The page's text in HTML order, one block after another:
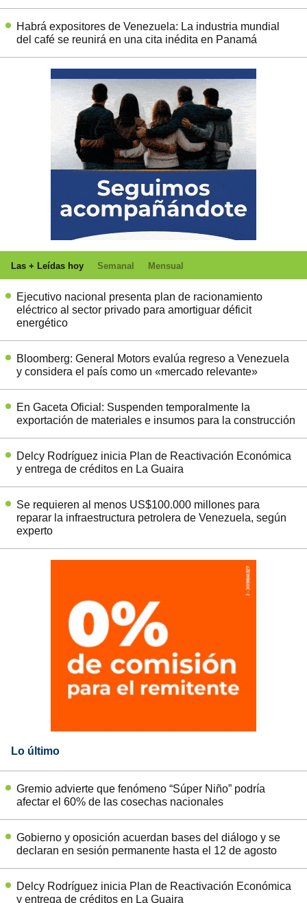
Habrá expositores de Venezuela: La industria mundial
del café se reunirá en una cita inédita en Panamá
Las + Leídas hoy Semanal Mensual
Ejecutivo nacional presenta plan de racionamiento
eléctrico al sector privado para amortiguar déficit
energético
Bloomberg: General Motors evalúa regreso a Venezuela
y considera el país como un «mercado relevante»
En Gaceta Oficial: Suspenden temporalmente la
exportación de materiales e insumos para la construcción
Delcy Rodríguez inicia Plan de Reactivación Económica
y entrega de créditos en La Guaira
Se requieren al menos US$100.000 millones para
reparar la infraestructura petrolera de Venezuela, según
experto
Lo último
Gremio advierte que fenómeno “Súper Niño” podría
afectar el 60% de las cosechas nacionales
Gobierno y oposición acuerdan bases del diálogo y se
declaran en sesión permanente hasta el 12 de agosto
Delcy Rodríguez inicia Plan de Reactivación Económica
y entrega de créditos en La Guaira